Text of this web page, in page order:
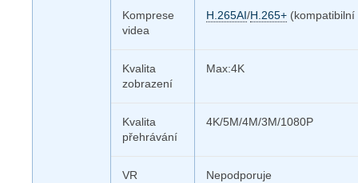
Komprese
videa
H.265AI/H.265+
Kvalita
zobrazení
Max:4K
Kvalita
přehrávání
4K/5M/4M/3M/1080P
VR Nepodporuje